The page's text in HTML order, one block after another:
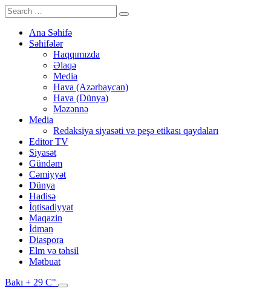
Ana Səhifə
Səhifələr
Haqqımızda
Əlaqə
Media
Hava (Azərbaycan)
Hava (Dünya)
Məzənnə
Media
Redaksiya siyasəti və peşə etikası qaydaları
Editor TV
Siyasət
Gündəm
Cəmiyyət
Dünya
Hadisə
İqtisadiyyat
Maqazin
İdman
Diaspora
Elm və təhsil
Mətbuat
Bakı + 29 C°